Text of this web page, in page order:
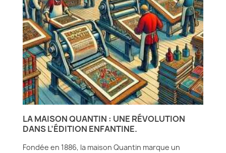
LA MAISON QUANTIN : UNE RÉVOLUTION
DANS L’ÉDITION ENFANTINE.
Fondée en 1886, la maison Quantin marque un